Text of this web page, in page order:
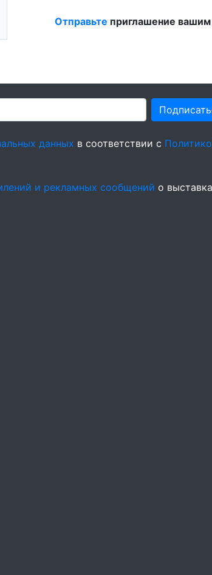
Отправьте приглашение вашим
данных в соответствии с
и рекламных сообщений о